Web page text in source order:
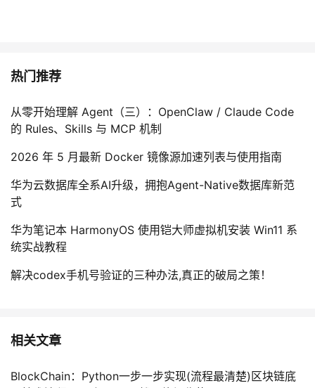
热门推荐
从零开始理解 Agent（三）：OpenClaw / Claude Code
的 Rules、Skills 与 MCP 机制
2026 年 5 月最新 Docker 镜像源加速列表与使用指南
华为云数据库全系AI升级，拥抱Agent-Native数据库新范
式
华为笔记本 HarmonyOS 使用铠大师虚拟机安装 Win11 系
统实战教程
解决codex手机号验证的三种办法,真正的破局之策！
相关文章
BlockChain：Python一步一步实现(流程最清楚)区块链底